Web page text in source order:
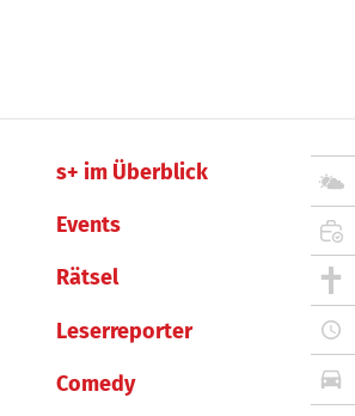
s+ im Überblick
Events
Rätsel
Leserreporter
Comedy